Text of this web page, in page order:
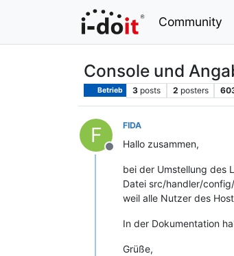
Community
Console und
Betrieb 3 posts 2 posters
F
Offline
FIDA
Hallo zusammen,
bei der Umstellung des
Datei src/handler/
weil alle Nutzer des
In der Dokumentation
Grüße,